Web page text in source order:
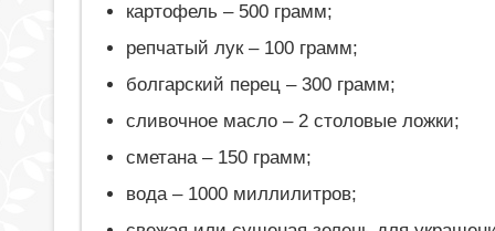
картофель – 500 грамм;
репчатый лук – 100 грамм;
болгарский перец – 300 грамм;
сливочное масло – 2 столовые ложки;
сметана – 150 грамм;
вода – 1000 миллилитров;